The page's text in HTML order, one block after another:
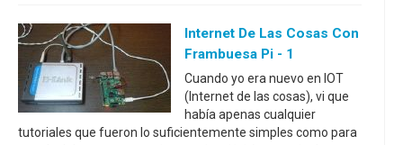
Internet De Las Cosas Con
Frambuesa Pi - 1
Cuando yo era nuevo en IOT
(Internet de las cosas), vi que
había apenas cualquier
tutoriales que fueron lo suficientemente simples como para